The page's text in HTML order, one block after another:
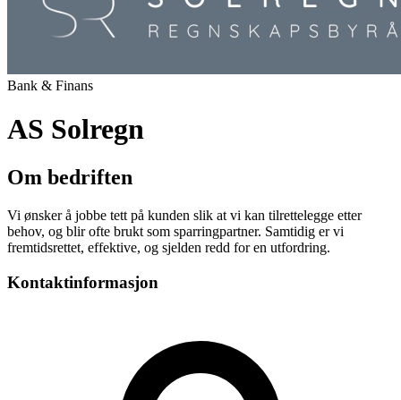
Bank & Finans
AS Solregn
Om bedriften
Vi ønsker å jobbe tett på kunden slik at vi kan tilrettelegge etter
behov, og blir ofte brukt som sparringpartner. Samtidig er vi
fremtidsrettet, effektive, og sjelden redd for en utfordring.
Kontaktinformasjon